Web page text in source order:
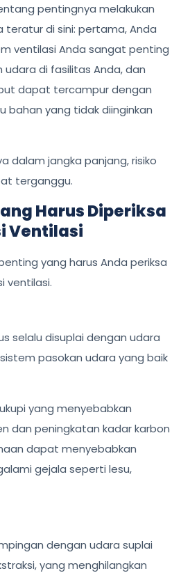
pentingnya melakukan
teratur di sini: pertama, Anda
ventilasi Anda sangat penting
di fasilitas Anda, dan
dapat tercampur dengan
bahan yang tidak diinginkan
dalam jangka panjang, risiko
terganggu.
Harus Diperiksa
Ventilasi
yang harus Anda periksa
ventilasi.
selalu disuplai dengan udara
pasokan udara yang baik
yang menyebabkan
dan peningkatan kadar karbon
dapat menyebabkan
gejala seperti lesu,
dengan udara suplai
yang menghilangkan